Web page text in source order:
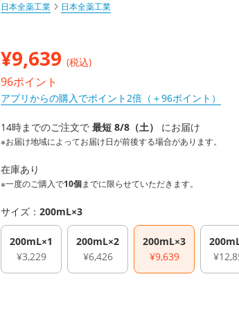
日本全薬工業
日本全薬工業
¥9,639 (税込)
96ポイント
アプリからの購入でポイント2倍（＋96ポイント）
14時までのご注文で 最短 8/8（土） にお届け
※お届け地域によってお届け日が前後する場合があります。
在庫あり
※一度のご購入で10個までに限らせていただきます。
サイズ： 200mL×3
200mL×1
¥3,229
200mL×2
¥6,426
200mL×3
¥9,639